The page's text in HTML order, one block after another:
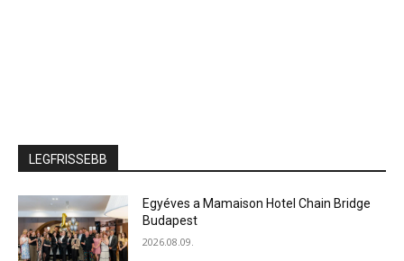
LEGFRISSEBB
Egyéves a Mamaison Hotel Chain Bridge
Budapest
2026.08.09.